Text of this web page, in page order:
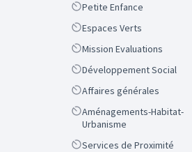
ScopePetite Enfance
ScopeEspaces Verts
ScopeMission Evaluations
ScopeDéveloppement Social
ScopeAffaires générales
Scope
Aménagements-Habitat-
Urbanisme
ScopeServices de Proximité